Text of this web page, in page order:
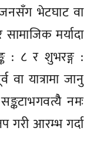
भेटघाट वा
मर्यादा
: ८ र शुभरङ्ग :
यात्रामा जानु
नमः
आरम्भ गर्दा